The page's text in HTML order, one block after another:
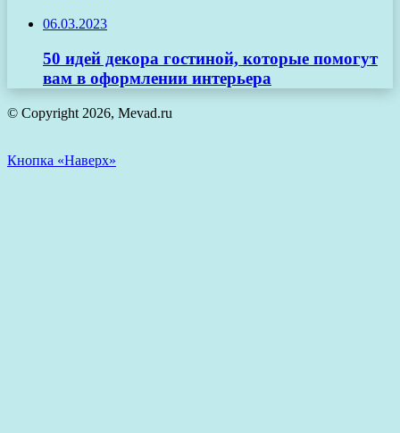
06.03.2023
50 идей декора гостиной, которые помогут
вам в оформлении интерьера
© Copyright 2026, Mevad.ru
Кнопка «Наверх»